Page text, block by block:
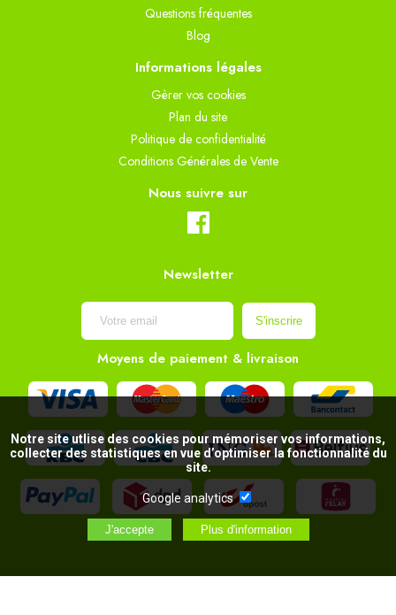
Questions fréquentes
Blog
Informations légales
Gèrer vos cookies
Plan du site
Politique de confidentialité
Conditions Générales de Vente
Nous suivre sur
Newsletter
Moyens de paiement & livraison
Notre site utlise des cookies pour mémoriser vos informations,
collecter des statistiques en vue d’optimiser la fonctionnalité du
site.
Google analytics